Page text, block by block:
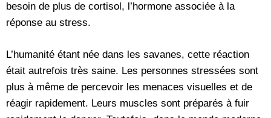
besoin de plus de cortisol, l’hormone associée à la
réponse au stress.
L’humanité étant née dans les savanes, cette réaction
était autrefois très saine. Les personnes stressées sont
plus à même de percevoir les menaces visuelles et de
réagir rapidement. Leurs muscles sont préparés à fuir